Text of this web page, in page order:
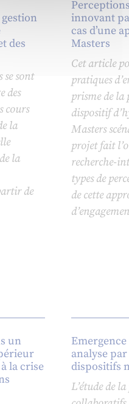
des
se sont
des
cours
la
la
de
innovant
cas d’une
Masters
Cet article
pratiques
prisme de la
dispositif
Masters
projet fait
recherche-
types de
de cette
un
la crise
analyse
dispositifs
L’étude de